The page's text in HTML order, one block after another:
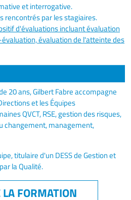
et interrogative.
rencontrés par les stagiaires.
d'évaluations incluant évaluation
évaluation de l'atteinte des
20 ans, Gilbert Fabre accompagne
et les Équipes
QVCT, RSE, gestion des risques,
changement, management,
titulaire d'un DESS de Gestion et
la Qualité.